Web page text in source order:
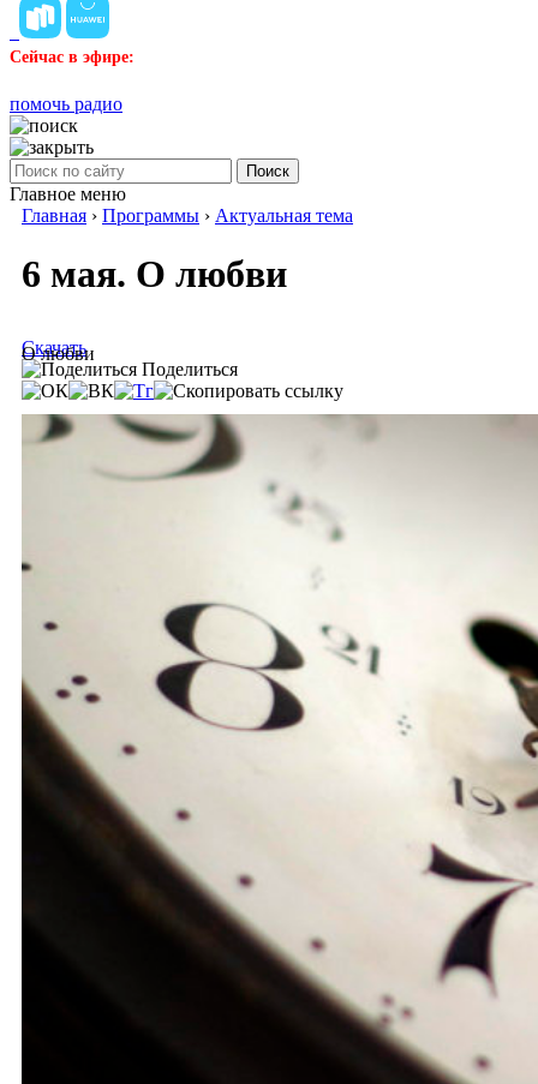
Сейчас в эфире:
помочь радио
Поиск
Главное меню
Главная › Программы › Актуальная тема
6 мая. О любви
О любви
Скачать
Поделиться